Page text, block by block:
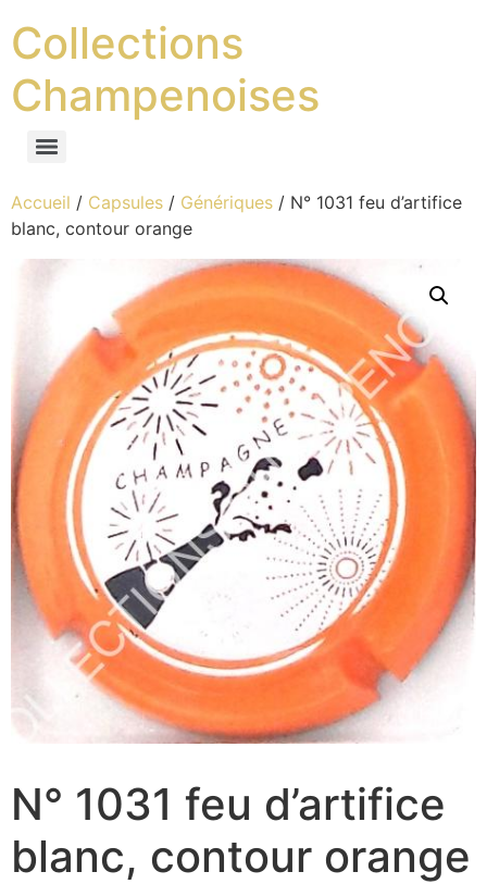
Collections
Champenoises
Accueil / Capsules / Génériques / N° 1031 feu d’artifice
blanc, contour orange
N° 1031 feu d’artifice
blanc, contour orange